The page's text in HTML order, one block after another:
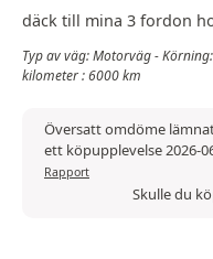
däck till mina 3 fordon
Typ av väg: Motorväg -
kilometer : 6000 km
Översatt omdöme
ett köpupplevelse 2026-
Rapport
Skulle du